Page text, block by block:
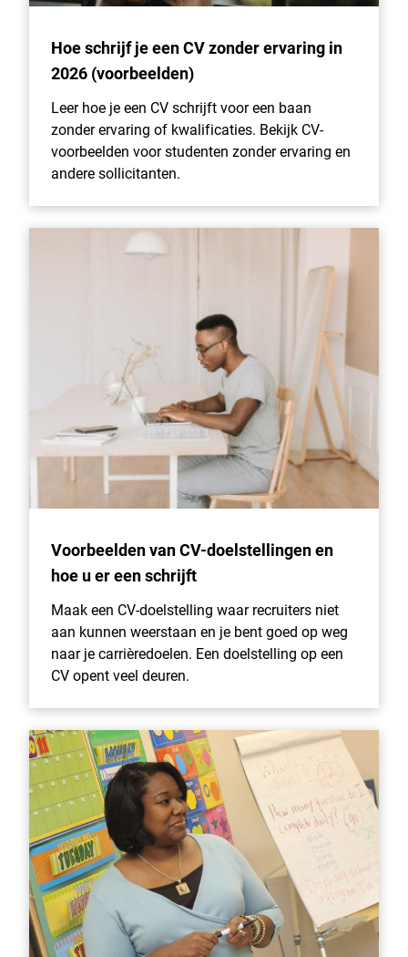
Hoe schrijf je een CV zonder ervaring in
2026 (voorbeelden)
Leer hoe je een CV schrijft voor een baan
zonder ervaring of kwalificaties. Bekijk CV-
voorbeelden voor studenten zonder ervaring en
andere sollicitanten.
Voorbeelden van CV-doelstellingen en
hoe u er een schrijft
Maak een CV-doelstelling waar recruiters niet
aan kunnen weerstaan en je bent goed op weg
naar je carrièredoelen. Een doelstelling op een
CV opent veel deuren.